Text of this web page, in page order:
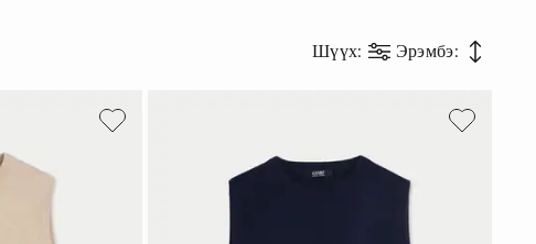
Шүүх: Эрэмбэ: